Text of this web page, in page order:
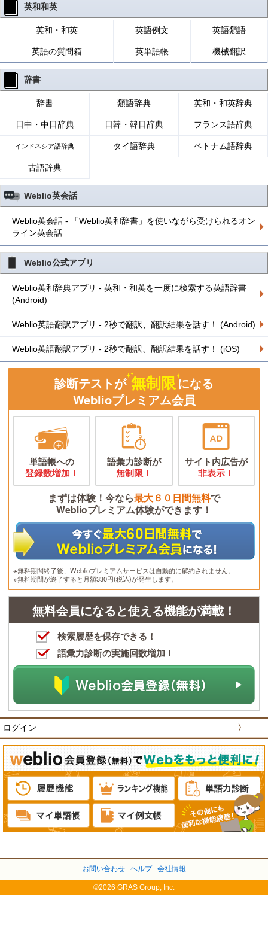
英和和英
英和・和英 英語例文 英語類語
英語の質問箱 英単語帳 機械翻訳
辞書
辞書 類語辞典 英和・和英辞典
日中・中日辞典 日韓・韓日辞典 フランス語辞典
インドネシア語辞典 タイ語辞典 ベトナム語辞典
古語辞典
Weblio英会話
Weblio英会話 - 「Weblio英和辞書」を使いながら受けられるオン
ライン英会話
Weblio公式アプリ
Weblio英和辞典アプリ - 英和・和英を一度に検索する英語辞書
(Android)
Weblio英語翻訳アプリ - 2秒で翻訳、翻訳結果を話す！ (Android)
Weblio英語翻訳アプリ - 2秒で翻訳、翻訳結果を話す！ (iOS)
診断テストが 無制限になる
Weblioプレミアム会員
単語帳への
登録数増加！
語彙力診断が
無制限！
サイト内広告が
非表示！
まずは体験！今なら最大６０日間無料で
Weblioプレミアム体験ができます！
※無料期間終了後、Weblioプレミアムサービスは自動的に解約されません。
※無料期間が終了すると月額330円(税込)が発生します。
無料会員になると使える機能が満載！
検索履歴を保存できる！
語彙力診断の実施回数増加！
ログイン 〉
お問い合わせ ヘルプ 会社情報
©2026 GRAS Group, Inc.